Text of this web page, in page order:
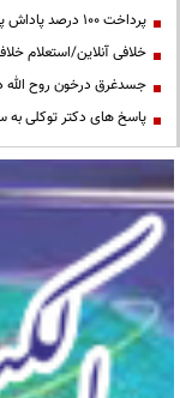
پرداخت ۱۰۰ درصد پاداش پایان خدمت فرهنگیان
خلافی آنلاین/استعلام
جسدغرق درخون روح
پاسخ های دکتر توکلی به